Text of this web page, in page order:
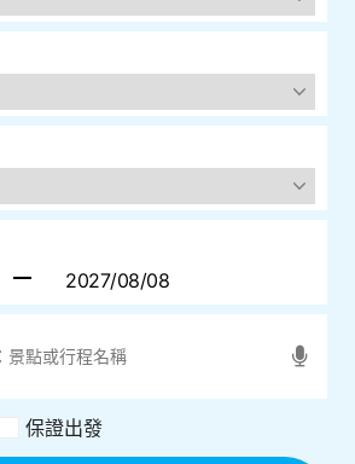
保證出發